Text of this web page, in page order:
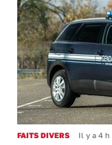
FAITS DIVERS Il y a 4 h